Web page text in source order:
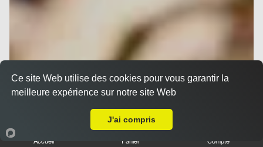
Accueil Panier Compte
Ce site Web utilise des cookies pour vous garantir la
meilleure expérience sur notre site Web
J'ai compris